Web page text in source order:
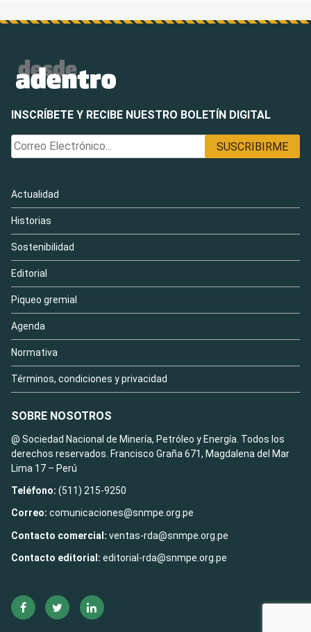
INSCRÍBETE Y RECIBE NUESTRO BOLETÍN DIGITAL
Actualidad
Historias
Sostenibilidad
Editorial
Piqueo gremial
Agenda
Normativa
Términos, condiciones y privacidad
SOBRE NOSOTROS
@ Sociedad Nacional de Minería, Petróleo y Energía. Todos los
derechos reservados. Francisco Graña 671, Magdalena del Mar
Lima 17 – Perú
Teléfono: (511) 215-9250
Correo: comunicaciones@snmpe.org.pe
Contacto comercial: ventas-rda@snmpe.org.pe
Contacto editorial: editorial-rda@snmpe.org.pe